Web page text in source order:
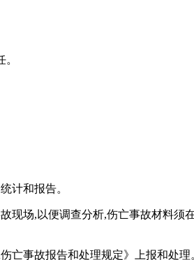
计和报告。
场,以便调查分析,伤亡事故材料须
亡事故报告和处理规定》上报和处理